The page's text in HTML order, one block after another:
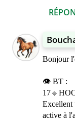
Bonjour
👁️ BT :
Excellent
active à